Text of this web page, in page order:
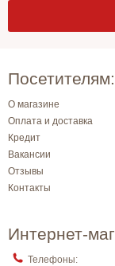
Посетителям:
О магазине
Оплата и доставка
Кредит
Вакансии
Отзывы
Контакты
Интернет-
Телефоны: